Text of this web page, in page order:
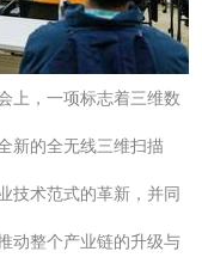
上，一项标志着三维数
新的全无线三维扫描
技术范式的革新，并同
动整个产业链的升级与